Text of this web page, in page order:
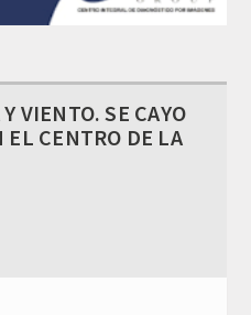
VIENTO. SE CAYO
EL CENTRO DE LA